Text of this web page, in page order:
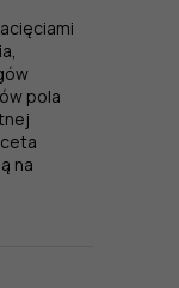
pola
na